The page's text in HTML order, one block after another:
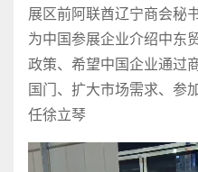
展区前阿联酋辽宁商会秘
为中国参展企业介绍中东
政策、希望中国企业通过
国门、扩大市场需求、参
任徐立琴
视